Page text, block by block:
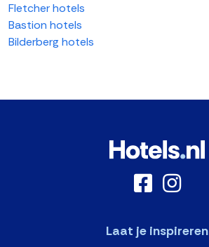
Fletcher hotels
Bastion hotels
Bilderberg hotels
Laat je inspireren